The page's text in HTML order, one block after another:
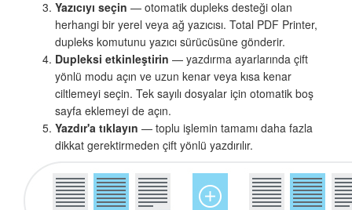
Yazıcıyı seçin — otomatik dupleks desteği olan
herhangi bir yerel veya ağ yazıcısı. Total PDF Printer,
dupleks komutunu yazıcı sürücüsüne gönderir.
Dupleksi etkinleştirin — yazdırma ayarlarında çift
yönlü modu açın ve uzun kenar veya kısa kenar
ciltlemeyi seçin. Tek sayılı dosyalar için otomatik boş
sayfa eklemeyi de açın.
Yazdır'a tıklayın — toplu işlemin tamamı daha fazla
dikkat gerektirmeden çift yönlü yazdırılır.